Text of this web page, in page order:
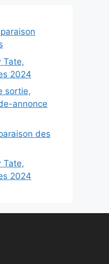
Tate,
2024
sortie,
annonce
des
Tate,
2024